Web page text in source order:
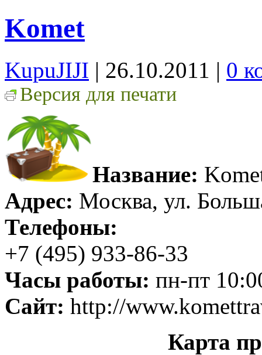
Komet
KupuJIJI | 26.10.2011 | 0
Версия для печати
Название:
Адрес: Москва, ул.
Телефоны:
+7 (495) 933-86-33
Часы работы: пн-пт
Сайт: http://
Карта